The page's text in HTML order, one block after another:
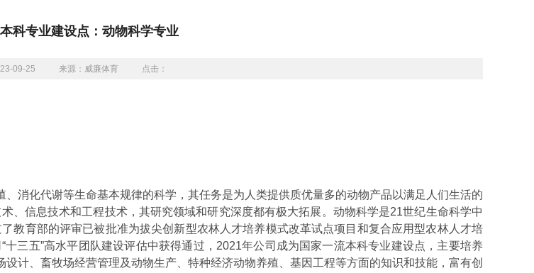
科专业建设点：动物科学专业
09-25 来源：威廉体育 点击：
消化代谢等生命基本规律的科学，其任务是为人类提供质优量多的动物产品以满足人们生活的
、信息技术和工程技术，其研究领域和研究深度都有极大拓展。动物科学是21世纪生命科学中
教育部的评审已被批准为拔尖创新型农林人才培养模式改革试点项目和复合应用型农林人才培
十三五”高水平团队建设评估中获得通过， 2021年公司成为国家一流本科专业建设点，主要培养
计、畜牧场经营管理及动物生产、特种经济动物养殖、基因工程等方面的知识和技能，富有创